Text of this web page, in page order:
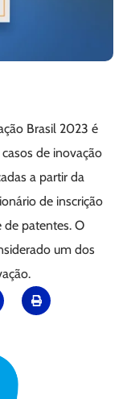
Brasil 2023 é
de inovação
a partir da
de inscrição
patentes. O
um dos